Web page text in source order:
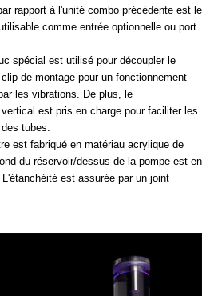
rapport à l'unité combo précédente est le
comme entrée optionnelle ou port
spécial est utilisé pour découpler le
de montage pour un fonctionnement
les vibrations. De plus, le
est pris en charge pour faciliter les
tubes.
est fabriqué en matériau acrylique de
du réservoir/dessus de la pompe est en
est assurée par un joint